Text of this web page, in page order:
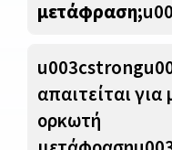
μετάφραση;
απαιτείται
ορκωτή